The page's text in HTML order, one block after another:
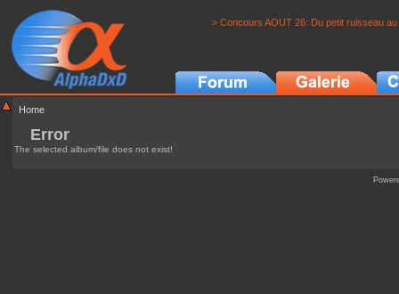
> Concours AOUT 26: Du petit ruisseau
Home
Error
The selected album/file does not exist!